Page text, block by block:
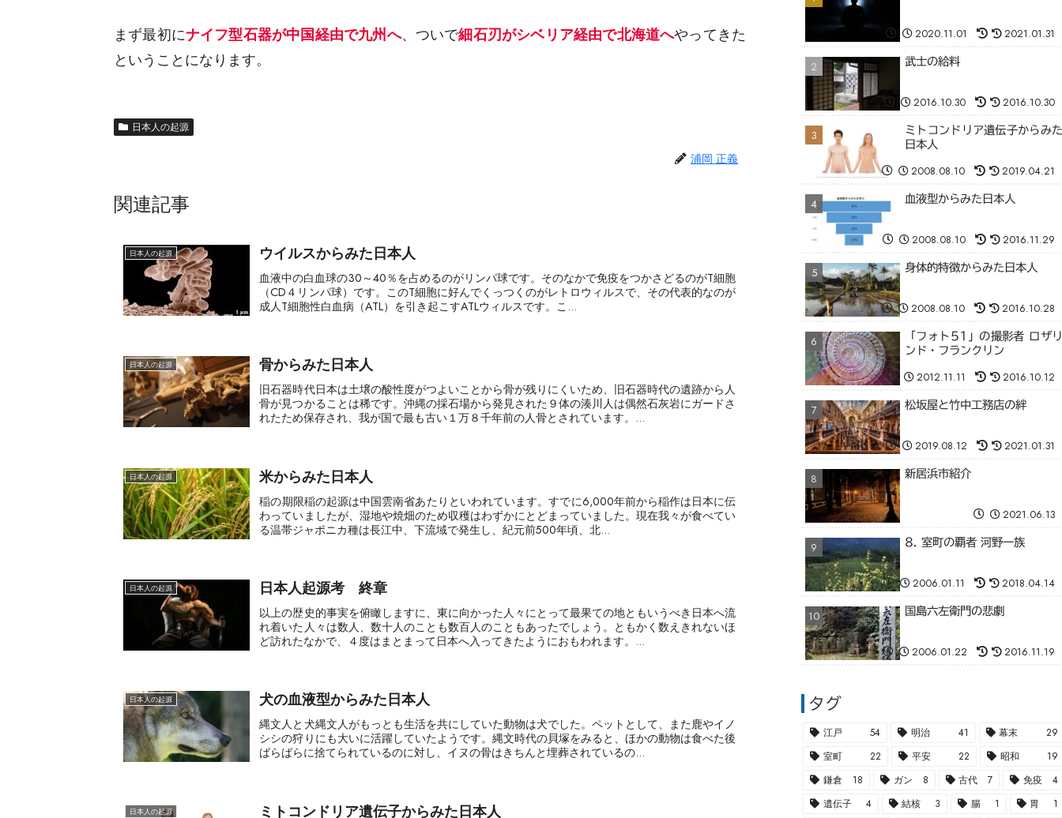
まず最初にナイフ型石器が中国経由で九州へ、ついで細石刃がシベリア経由で北海道へやってきた
ということになります。
日本人の起源
浦岡 正義
関連記事
日本人の起源 ウイルスからみた日本人
血液中の白血球の30～40％を占めるのがリンパ球です。そのなかで免疫をつかさどるのがT細胞
（CD４リンパ球）です。このT細胞に好んでくっつくのがレトロウィルスで、その代表的なのが
成人T細胞性白血病（ATL）を引き起こすATLウィルスです。こ...
日本人の起源 骨からみた日本人
旧石器時代日本は土壌の酸性度がつよいことから骨が残りにくいため、旧石器時代の遺跡から人
骨が見つかることは稀です。沖縄の採石場から発見された９体の湊川人は偶然石灰岩にガードさ
れたため保存され、我が国で最も古い１万８千年前の人骨とされています。...
日本人の起源 米からみた日本人
稲の期限稲の起源は中国雲南省あたりといわれています。すでに6,000年前から稲作は日本に伝
わっていましたが、湿地や焼畑のため収穫はわずかにとどまっていました。現在我々が食べてい
る温帯ジャポニカ種は長江中、下流域で発生し、紀元前500年頃、北...
日本人の起源 日本人起源考 終章
以上の歴史的事実を俯瞰しますに、東に向かった人々にとって最果ての地ともいうべき日本へ流
れ着いた人々は数人、数十人のことも数百人のこともあったでしょう。ともかく数えきれないほ
ど訪れたなかで、４度はまとまって日本へ入ってきたようにおもわれます。...
日本人の起源 犬の血液型からみた日本人
縄文人と犬縄文人がもっとも生活を共にしていた動物は犬でした。ペットとして、また鹿やイノ
シシの狩りにも大いに活躍していたようです。縄文時代の貝塚をみると、ほかの動物は食べた後
ばらばらに捨てられているのに対し、イヌの骨はきちんと埋葬されているの...
日本人の起源 ミトコンドリア遺伝子からみた日本人
2020.11.01 2021.01.31
武士の給料
2016.10.30 2016.10.30
ミトコンドリア遺伝子からみた
日本人
2008.08.10 2019.04.21
血液型からみた日本人
2008.08.10 2016.11.29
身体的特徴からみた日本人
2008.08.10 2016.10.28
「フォト51」の撮影者 ロザリ
ンド・フランクリン
2012.11.11 2016.10.12
松坂屋と竹中工務店の絆
2019.08.12 2021.01.31
新居浜市紹介
2021.06.13
8. 室町の覇者 河野一族
2006.01.11 2018.04.14
国島六左衛門の悲劇
2006.01.22 2016.11.19
タグ
江戸 54 明治 41 幕末
29
室町
22 平安 22 昭和
19
鎌倉
18 ガン 8 古代 7 免疫
4
遺伝子
4 結核 3 腸 1 胃 1